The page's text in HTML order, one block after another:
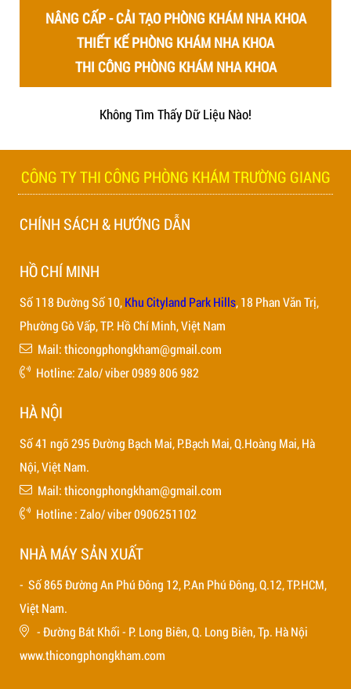
TƯ VẤN - PHÁP LÝ PHÒNG KHÁM NHA
NÂNG CẤP - CẢI TẠO PHÒNG KHÁM NHA KHOA
THIẾT KẾ PHÒNG KHÁM NHA KHOA
THI CÔNG PHÒNG KHÁM NHA KHOA
Không Tìm Thấy Dữ Liệu Nào!
CÔNG TY THI CÔNG PHÒNG KHÁM
CHÍNH SÁCH & HƯỚNG DẪN
HỒ CHÍ MINH
Số 118 Đường Số 10,Khu Cityland Park Hills, 18 Phan Văn Trị,
Phường Gò Vấp, TP. Hồ Chí Minh, Việt Nam
Mail: thicongphongkham@gmail.com
Hotline: Zalo/ viber 0989 806 982
HÀ NỘI
Số 41 ngõ 295 Đường Bạch Mai, P.Bạch Mai, Q.Hoàng Mai, Hà
Nội, Việt Nam.
Mail: thicongphongkham@gmail.com
Hotline : Zalo/ viber 0906251102
NHÀ MÁY SẢN XUẤT
- Số 865 Đường An Phú Đông 12, P.An Phú Đông, Q.12, TP.HCM,
Việt Nam.
- Đường Bát Khối - P. Long Biên, Q. Long Biên, Tp. Hà Nội
www.thicongphongkham.com